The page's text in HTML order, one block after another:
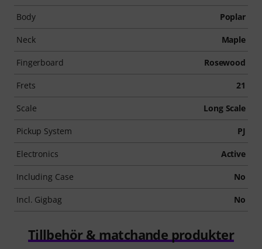
Body Poplar
Neck Maple
Fingerboard Rosewood
Frets 21
Scale Long Scale
Pickup System PJ
Electronics Active
Including Case No
Incl. Gigbag No
Tillbehör & matchande produkter